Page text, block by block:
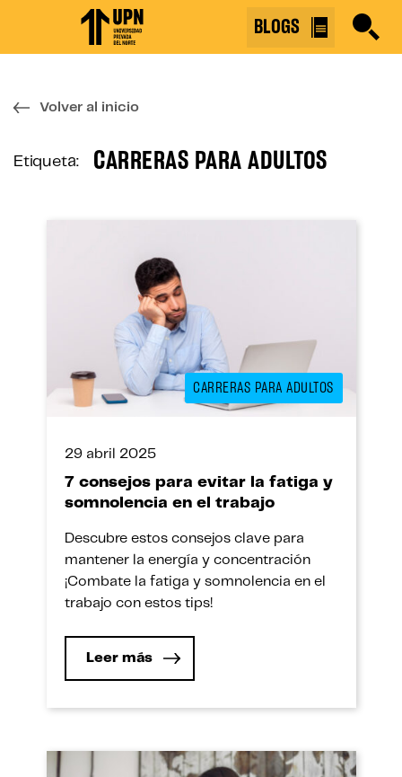
↷
BLOGS
Volver al inicio
Etiqueta: CARRERAS PARA ADULTOS
CARRERAS PARA ADULTOS
29 abril 2025
7 consejos para evitar la fatiga y
somnolencia en el trabajo
Descubre estos consejos clave para
mantener la energía y concentración
¡Combate la fatiga y somnolencia en el
trabajo con estos tips!
Leer más